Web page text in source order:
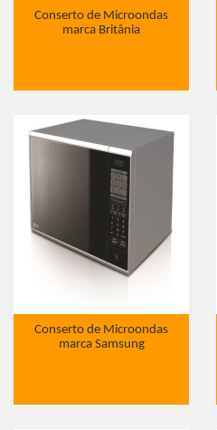
Conserto de Microondas
marca Britânia
Conserto de Microondas
marca Samsung